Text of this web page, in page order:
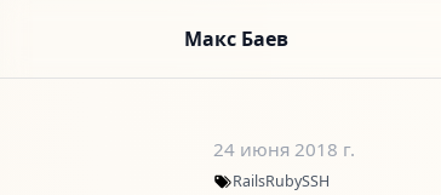
Макс Баев
24 июня 2018 г.
RailsRubySSH